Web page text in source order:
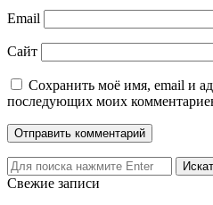
Email
Сайт
Сохранить моё имя, email и
последующих моих
Свежие записи